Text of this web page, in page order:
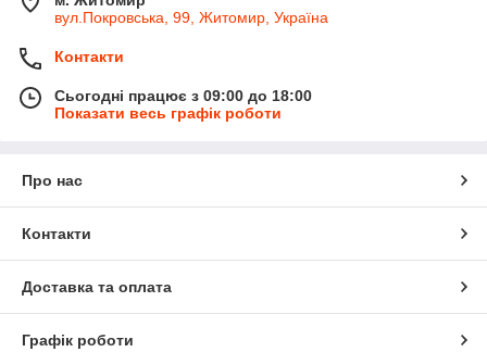
вул.Покровська, 99, Житомир, Україна
Контакти
Сьогодні працює з 09:00 до 18:00
Показати весь графік роботи
Про нас
Контакти
Доставка та оплата
Графік роботи